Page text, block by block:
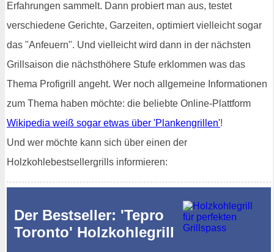
Erfahrungen sammelt. Dann probiert man aus, testet
verschiedene Gerichte, Garzeiten, optimiert vielleicht sogar
das "Anfeuern". Und vielleicht wird dann in der nächsten
Grillsaison die nächsthöhere Stufe erklommen was das
Thema Profigrill angeht. Wer noch allgemeine Informationen
zum Thema haben möchte: die beliebte Online-Plattform
Wikipedia weiß sogar etwas über 'Plankengrillen'!
Und wer möchte kann sich über einen der
Holzkohlebestsellergrills informieren:
Der Bestseller: 'Tepro
Toronto' Holzkohlegrill